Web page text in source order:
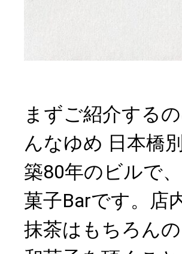
まずご紹介する
んなゆめ 日本橋
築80年のビルで
菓子Barです。店
抹茶はもちろん